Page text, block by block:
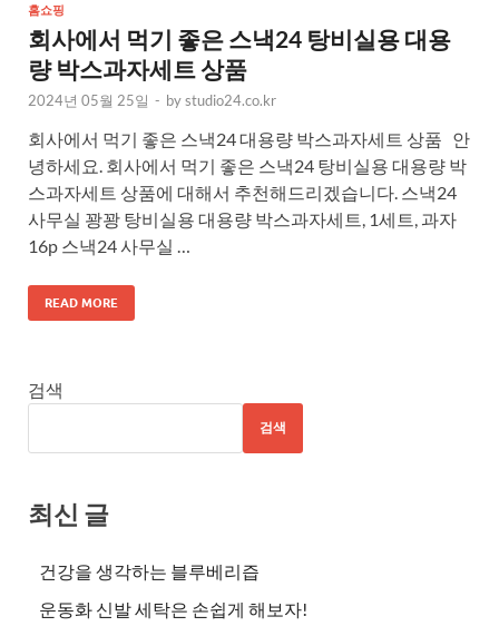
홈쇼핑
회사에서 먹기 좋은 스낵24 탕비실용 대용
량 박스과자세트 상품
2024년 05월 25일 - bystudio24.co.kr
회사에서 먹기 좋은 스낵24 대용량 박스과자세트 상품 안
녕하세요. 회사에서 먹기 좋은 스낵24 탕비실용 대용량 박
스과자세트 상품에 대해서 추천해드리겠습니다. 스낵24
사무실 꽝꽝 탕비실용 대용량 박스과자세트, 1세트, 과자
16p 스낵24 사무실 …
READ MORE
검색
검색
최신 글
건강을 생각하는 블루베리즙
운동화 신발 세탁은 손쉽게 해보자!